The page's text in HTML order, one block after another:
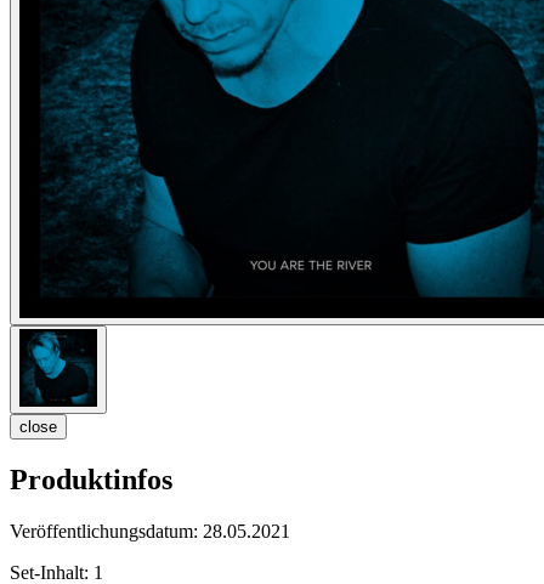
close
Produktinfos
Veröffentlichungsdatum: 28.05.2021
Set-Inhalt: 1